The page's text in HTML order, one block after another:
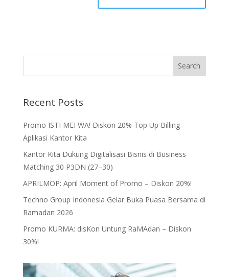
Recent Posts
Promo ISTI MEI WA! Diskon 20% Top Up Billing
Aplikasi Kantor Kita
Kantor Kita Dukung Digitalisasi Bisnis di Business
Matching 30 P3DN (27–30)
APRILMOP: April Moment of Promo – Diskon 20%!
Techno Group Indonesia Gelar Buka Puasa Bersama di
Ramadan 2026
Promo KURMA: disKon Untung RaMAdan – Diskon
30%!